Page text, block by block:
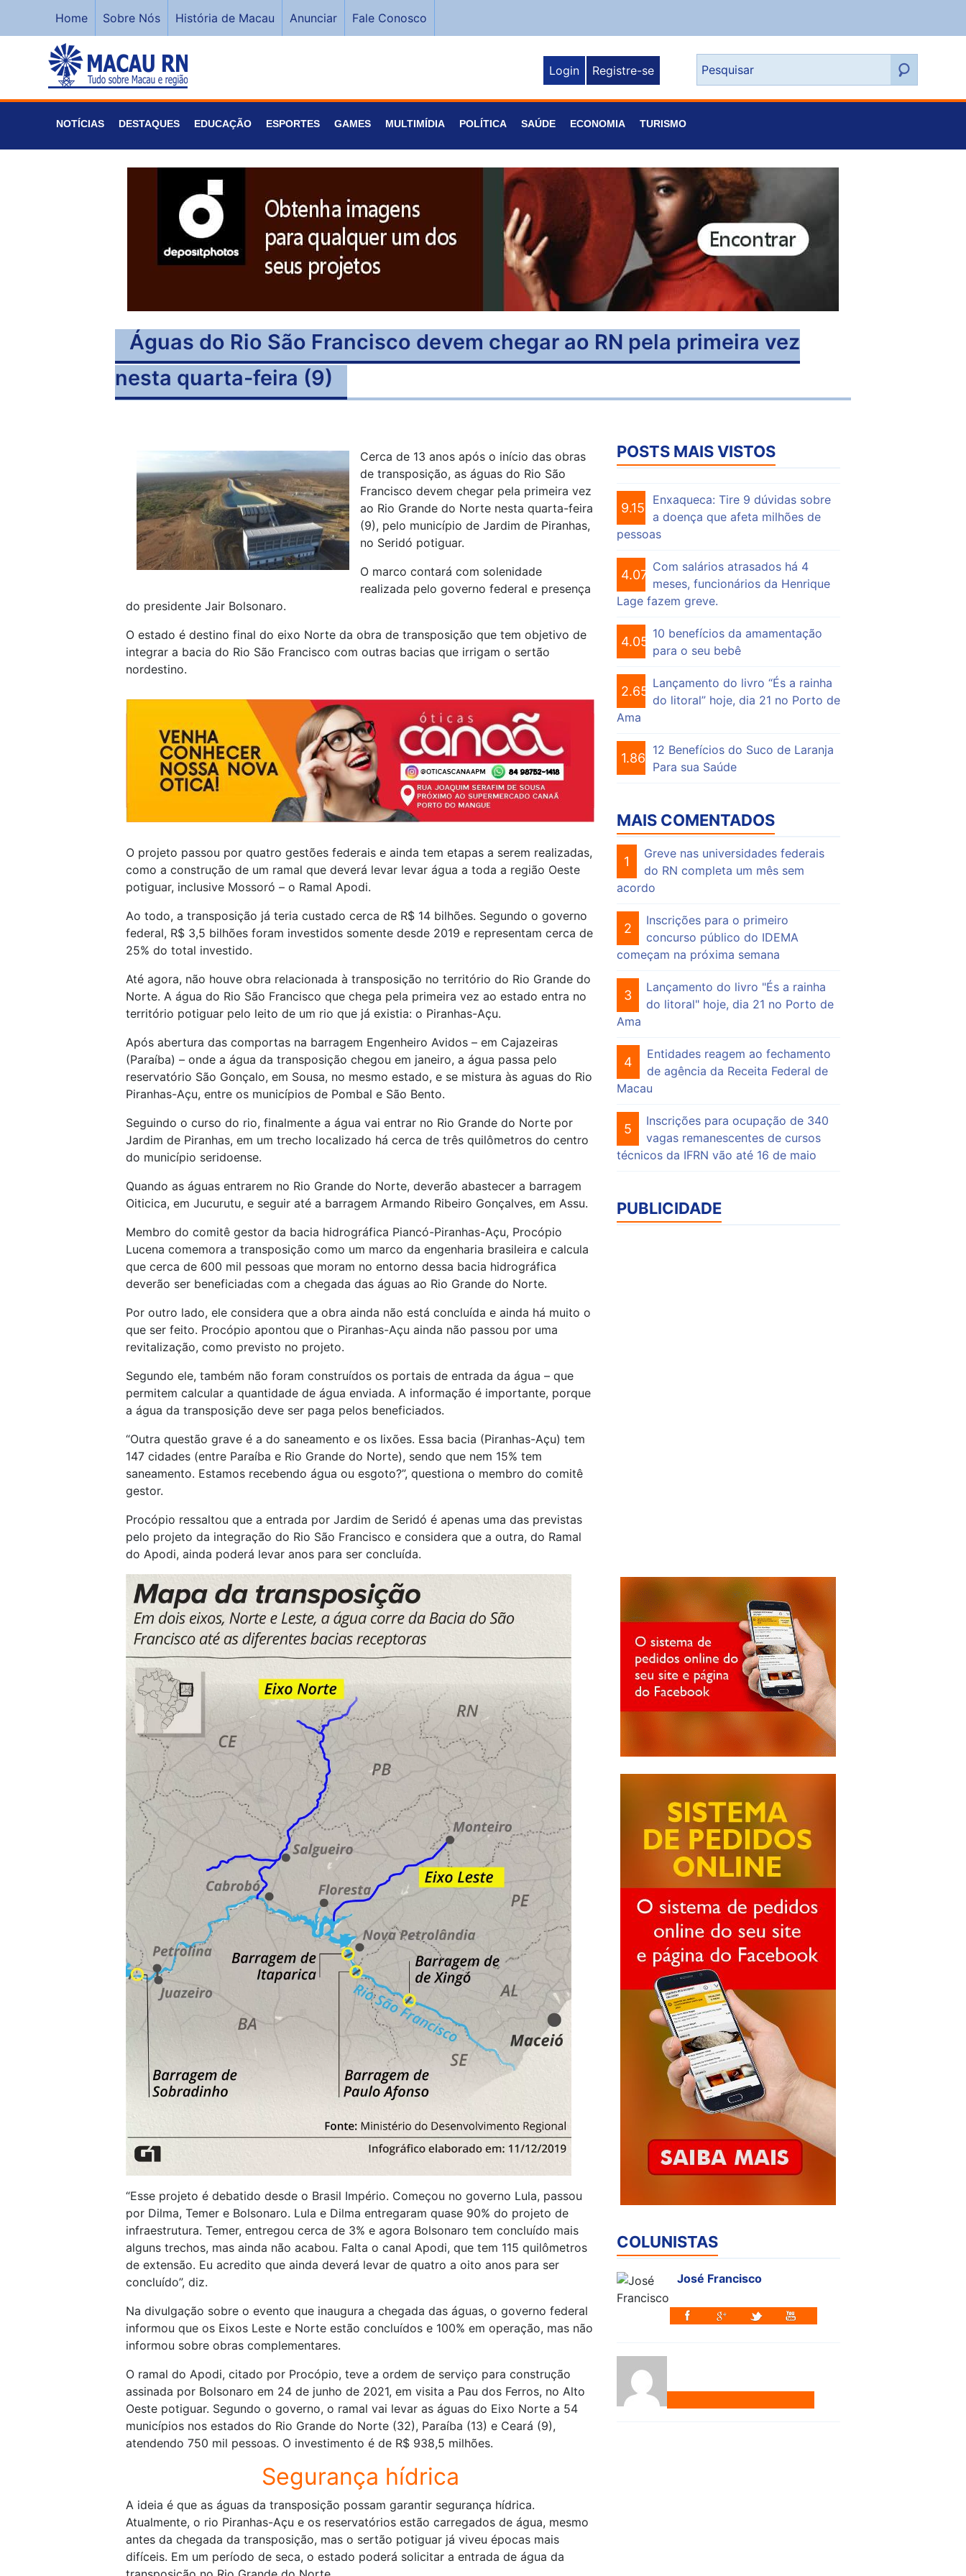
Home Sobre Nós História de Macau Anunciar Fale Conosco
Login Registre-se
NOTÍCIAS DESTAQUES EDUCAÇÃO ESPORTES GAMES MULTIMÍDIA POLÍTICA SAÚDE ECONOMIA TURISMO
Águas do Rio São Francisco devem chegar ao RN pela primeira vez
nesta quarta-feira (9)
Cerca de 13 anos após o início das obras
de transposição, as águas do Rio São
Francisco devem chegar pela primeira vez
ao Rio Grande do Norte nesta quarta-feira
(9), pelo município de Jardim de Piranhas,
no Seridó potiguar.
O marco contará com solenidade
realizada pelo governo federal e presença
do presidente Jair Bolsonaro.
O estado é destino final do eixo Norte da obra de transposição que tem objetivo de
integrar a bacia do Rio São Francisco com outras bacias que irrigam o sertão
nordestino.
O projeto passou por quatro gestões federais e ainda tem etapas a serem realizadas,
como a construção de um ramal que deverá levar levar água a toda a região Oeste
potiguar, inclusive Mossoró – o Ramal Apodi.
Ao todo, a transposição já teria custado cerca de R$ 14 bilhões. Segundo o governo
federal, R$ 3,5 bilhões foram investidos somente desde 2019 e representam cerca de
25% do total investido.
Até agora, não houve obra relacionada à transposição no território do Rio Grande do
Norte. A água do Rio São Francisco que chega pela primeira vez ao estado entra no
território potiguar pelo leito de um rio que já existia: o Piranhas-Açu.
Após abertura das comportas na barragem Engenheiro Avidos – em Cajazeiras
(Paraíba) – onde a água da transposição chegou em janeiro, a água passa pelo
reservatório São Gonçalo, em Sousa, no mesmo estado, e se mistura às aguas do Rio
Piranhas-Açu, entre os municípios de Pombal e São Bento.
Seguindo o curso do rio, finalmente a água vai entrar no Rio Grande do Norte por
Jardim de Piranhas, em um trecho localizado há cerca de três quilômetros do centro
do município seridoense.
Quando as águas entrarem no Rio Grande do Norte, deverão abastecer a barragem
Oiticica, em Jucurutu, e seguir até a barragem Armando Ribeiro Gonçalves, em Assu.
Membro do comitê gestor da bacia hidrográfica Piancó-Piranhas-Açu, Procópio
Lucena comemora a transposição como um marco da engenharia brasileira e calcula
que cerca de 600 mil pessoas que moram no entorno dessa bacia hidrográfica
deverão ser beneficiadas com a chegada das águas ao Rio Grande do Norte.
Por outro lado, ele considera que a obra ainda não está concluída e ainda há muito o
que ser feito. Procópio apontou que o Piranhas-Açu ainda não passou por uma
revitalização, como previsto no projeto.
Segundo ele, também não foram construídos os portais de entrada da água – que
permitem calcular a quantidade de água enviada. A informação é importante, porque
a água da transposição deve ser paga pelos beneficiados.
“Outra questão grave é a do saneamento e os lixões. Essa bacia (Piranhas-Açu) tem
147 cidades (entre Paraíba e Rio Grande do Norte), sendo que nem 15% tem
saneamento. Estamos recebendo água ou esgoto?”, questiona o membro do comitê
gestor.
Procópio ressaltou que a entrada por Jardim de Seridó é apenas uma das previstas
pelo projeto da integração do Rio São Francisco e considera que a outra, do Ramal
do Apodi, ainda poderá levar anos para ser concluída.
“Esse projeto é debatido desde o Brasil Império. Começou no governo Lula, passou
por Dilma, Temer e Bolsonaro. Lula e Dilma entregaram quase 90% do projeto de
infraestrutura. Temer, entregou cerca de 3% e agora Bolsonaro tem concluído mais
alguns trechos, mas ainda não acabou. Falta o canal Apodi, que tem 115 quilômetros
de extensão. Eu acredito que ainda deverá levar de quatro a oito anos para ser
concluído”, diz.
Na divulgação sobre o evento que inaugura a chegada das águas, o governo federal
informou que os Eixos Leste e Norte estão concluídos e 100% em operação, mas não
informou sobre obras complementares.
O ramal do Apodi, citado por Procópio, teve a ordem de serviço para construção
assinada por Bolsonaro em 24 de junho de 2021, em visita a Pau dos Ferros, no Alto
Oeste potiguar. Segundo o governo, o ramal vai levar as águas do Eixo Norte a 54
municípios nos estados do Rio Grande do Norte (32), Paraíba (13) e Ceará (9),
atendendo 750 mil pessoas. O investimento é de R$ 938,5 milhões.
Segurança hídrica
A ideia é que as águas da transposição possam garantir segurança hídrica.
Atualmente, o rio Piranhas-Açu e os reservatórios estão carregados de água, mesmo
antes da chegada da transposição, mas o sertão potiguar já viveu épocas mais
difíceis. Em um período de seca, o estado poderá solicitar a entrada de água da
POSTS MAIS VISTOS
9.155
Enxaqueca: Tire 9 dúvidas sobre
a doença que afeta milhões de
pessoas
4.075
Com salários atrasados há 4
meses, funcionários da Henrique
Lage fazem greve.
4.056
10 benefícios da amamentação
para o seu bebê
2.650
Lançamento do livro “És a rainha
do litoral” hoje, dia 21 no Porto de
Ama
1.864
12 Benefícios do Suco de Laranja
Para sua Saúde
MAIS COMENTADOS
1
Greve nas universidades federais
do RN completa um mês sem
acordo
2
Inscrições para o primeiro
concurso público do IDEMA
começam na próxima semana
3
Lançamento do livro "És a rainha
do litoral" hoje, dia 21 no Porto de
Ama
4
Entidades reagem ao fechamento
de agência da Receita Federal de
Macau
5
Inscrições para ocupação de 340
vagas remanescentes de cursos
técnicos da IFRN vão até 16 de maio
PUBLICIDADE
COLUNISTAS
José Francisco